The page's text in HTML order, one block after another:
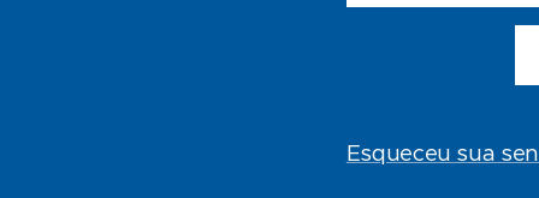
Esqueceu sua